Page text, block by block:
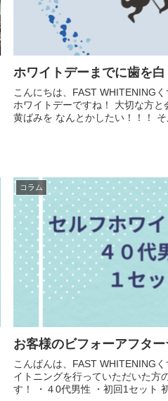
ホワイトデーまでに歯を白
こんにちは、FAST WHITENINGくずは店
ホワイトデーですね！ 大切な方
黄ばみを なんとかしたい！！！ そ
コラム
お客様のビフォーアフタ
こんばんは、FAST WHITENINGくずは店
イトニングを行っていただいた方
す！ ・４0代男性 ・初回1セット 初回１セットで６トーンア